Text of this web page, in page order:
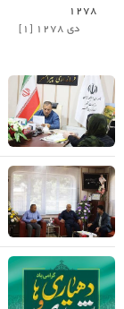
1278
دی 1278 [1]